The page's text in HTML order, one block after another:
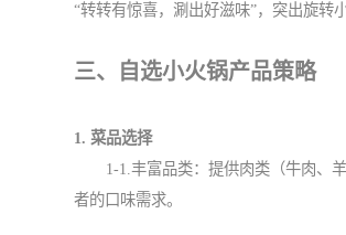
“转转有惊喜，涮出好滋味”，突出旋转
三、自选小火锅产品策略
1. 菜品选择
1-1.丰富品类：提供肉类（牛肉、
者的口味需求。